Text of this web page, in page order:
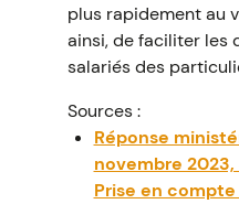
plus rapidement au
ainsi, de faciliter les
salariés des
Sources :
Réponse
novembre 2023,
Prise en